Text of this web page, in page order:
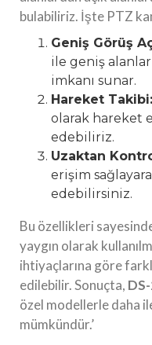
bulabiliriz. İşte PTZ
Geniş Görüş
ile geniş
imkanı sunar.
Hareket Takibi:
olarak hareket
edebiliriz.
Uzaktan
erişim
edebilirsiniz.
Bu özellikleri
yaygın olarak
ihtiyaçlarına göre
edilebilir. Sonuçta,
özel modellerle daha
mümkündür.’